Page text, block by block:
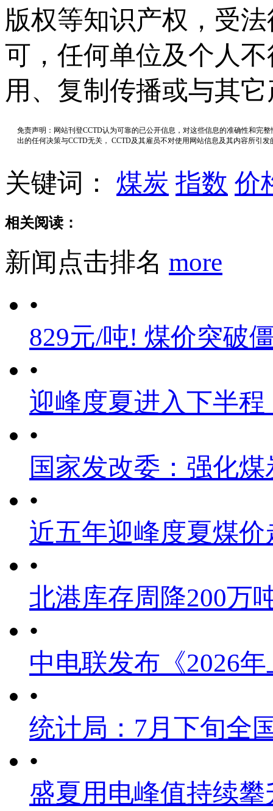
版权等知识产权，受
可，任何单位及个人
用、复制传播或与其
免责声明：网站刊登CCTD认为可靠的已公开信息，对这些信息的准确性和完
出的任何决策与CCTD无关， CCTD及其雇员不对使用网站信息及其内容所引
关键词： 煤炭 指数 价
相关阅读：
新闻点击排名 more
•
829元/吨! 煤价突破
•
迎峰度夏进入下半
•
国家发改委：强化
•
近五年迎峰度夏煤价
•
北港库存周降200万
•
中电联发布《2026
•
统计局：7月下旬全
•
盛夏用电峰值持续